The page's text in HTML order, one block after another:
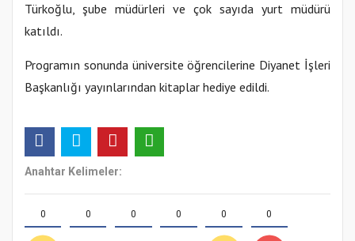
Türkoğlu, şube müdürleri ve çok sayıda yurt müdürü
katıldı.
Programın sonunda üniversite öğrencilerine Diyanet İşleri
Başkanlığı yayınlarından kitaplar hediye edildi.
Anahtar Kelimeler:
0 0 0 0 0 0